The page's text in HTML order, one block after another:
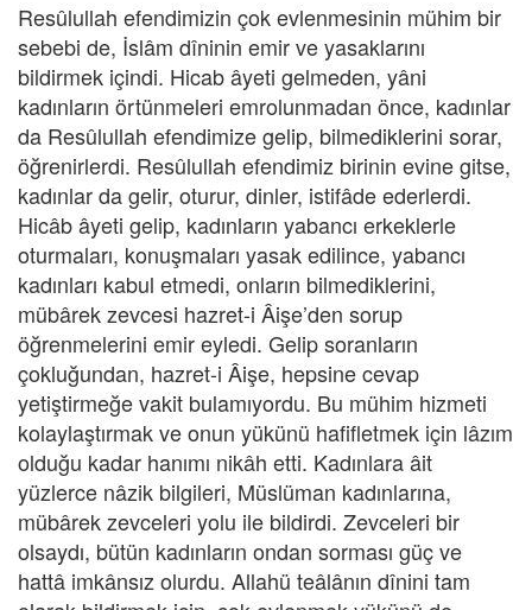
Resûlullah efendimizin çok evlenmesinin mühim bir
sebebi de, İslâm dîninin emir ve yasaklarını
bildirmek içindi. Hicab âyeti gelmeden, yâni
kadınların örtünmeleri emrolunmadan önce, kadınlar
da Resûlullah efendimize gelip, bilmediklerini sorar,
öğrenirlerdi. Resûlullah efendimiz birinin evine gitse,
kadınlar da gelir, oturur, dinler, istifâde ederlerdi.
Hicâb âyeti gelip, kadınların yabancı erkeklerle
oturmaları, konuşmaları yasak edilince, yabancı
kadınları kabul etmedi, onların bilmediklerini,
mübârek zevcesi hazret-i Âişe’den sorup
öğrenmelerini emir eyledi. Gelip soranların
çokluğundan, hazret-i Âişe, hepsine cevap
yetiştirmeğe vakit bulamıyordu. Bu mühim hizmeti
kolaylaştırmak ve onun yükünü hafifletmek için lâzım
olduğu kadar hanımı nikâh etti. Kadınlara âit
yüzlerce nâzik bilgileri, Müslüman kadınlarına,
mübârek zevceleri yolu ile bildirdi. Zevceleri bir
olsaydı, bütün kadınların ondan sorması güç ve
hattâ imkânsız olurdu. Allahü teâlânın dînini tam